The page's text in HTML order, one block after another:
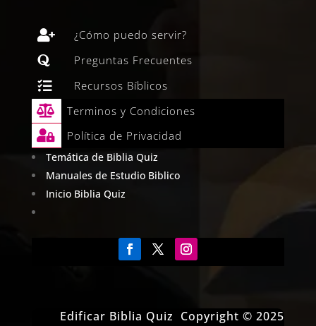
 ¿Cómo puedo servir?
 Preguntas Frecuentes
 Recursos Bíblicos
 Terminos y Condiciones
 Política de Privacidad
Temática de Biblia Quiz
Manuales de Estudio Biblico
Inicio Biblia Quiz
Edificar Biblia Quiz Copyright © 2025